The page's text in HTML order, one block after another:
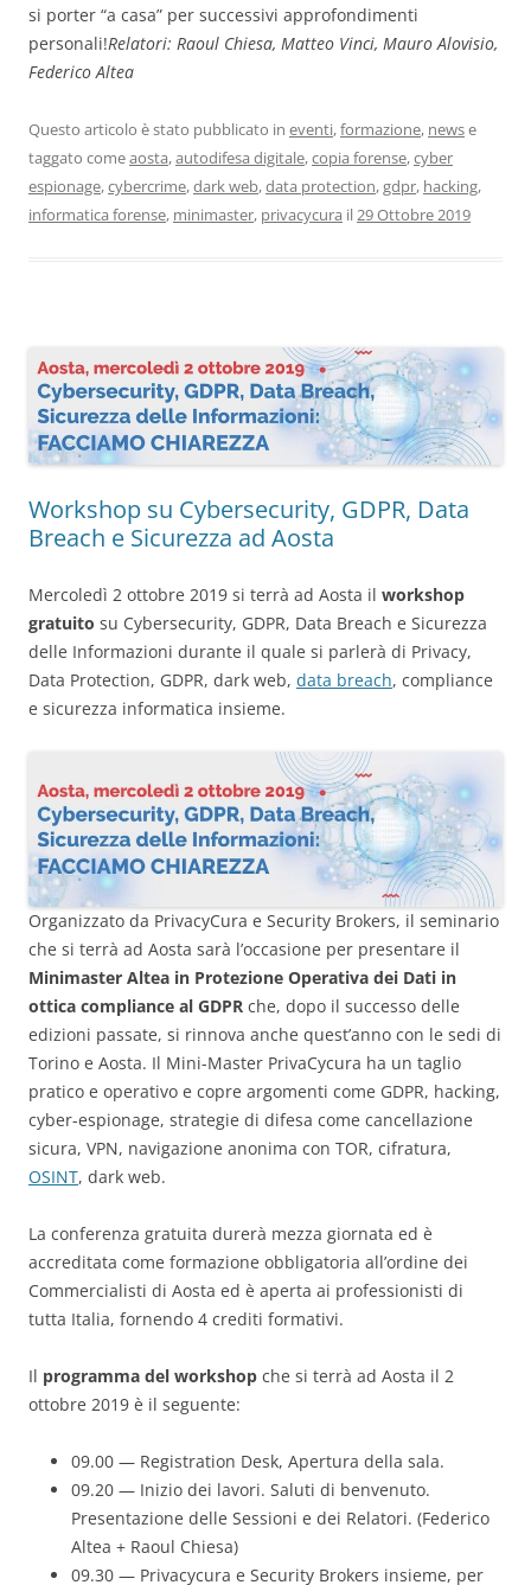
si porter “a casa” per successivi approfondimenti
personali!Relatori: Raoul Chiesa, Matteo Vinci, Mauro Alovisio,
Federico Altea
Questo articolo è stato pubblicato in eventi,formazione, newse
taggato comeaosta,autodifesa digitale,copia forense,cyber
espionage,cybercrime,dark web,data protection,gdpr, hacking,
informatica forense, minimaster, privacycura il29 Ottobre 2019
Workshop su Cybersecurity, GDPR, Data
Breach e Sicurezza ad Aosta
Mercoledì 2 ottobre 2019 si terrà ad Aosta il workshop
gratuito su Cybersecurity, GDPR, Data Breach e Sicurezza
delle Informazioni durante il quale si parlerà di Privacy,
Data Protection, GDPR, dark web, data breach, compliance
e sicurezza informatica insieme.
Organizzato da PrivacyCura e Security Brokers, il seminario
che si terrà ad Aosta sarà l’occasione per presentare il
Minimaster Altea in Protezione Operativa dei Dati in
ottica compliance al GDPR che, dopo il successo delle
edizioni passate, si rinnova anche quest’anno con le sedi di
Torino e Aosta. Il Mini-Master PrivaCycura ha un taglio
pratico e operativo e copre argomenti come GDPR, hacking,
cyber-espionage, strategie di difesa come cancellazione
sicura, VPN, navigazione anonima con TOR, cifratura,
OSINT, dark web.
La conferenza gratuita durerà mezza giornata ed è
accreditata come formazione obbligatoria all’ordine dei
Commercialisti di Aosta ed è aperta ai professionisti di
tutta Italia, fornendo 4 crediti formativi.
Il programma del workshop che si terrà ad Aosta il 2
ottobre 2019 è il seguente:
09.00 — Registration Desk, Apertura della sala.
09.20 — Inizio dei lavori. Saluti di benvenuto.
Presentazione delle Sessioni e dei Relatori. (Federico
Altea + Raoul Chiesa)
09.30 — Privacycura e Security Brokers insieme, per